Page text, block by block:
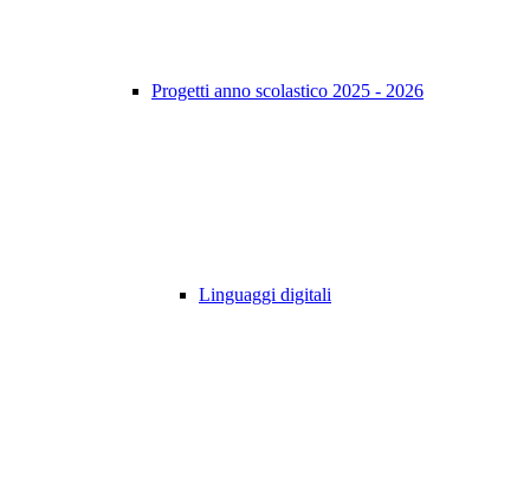
Progetti anno scolastico 2025 - 2026
Linguaggi digitali